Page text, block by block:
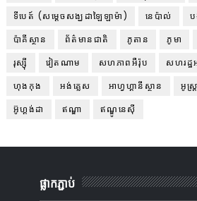
ទីបេត៍ (សម្ដេចសង្ឃដាឡៃឡាម៉ា)
នេប៉ាល់ ប
ប៉ាគីស្ថាន
ព័ត៌មានជាតិ ភូតាន ភូមា
រុស្ស៊ី
វៀតណាម សហភាពអឺរ៉ុប សហរដ្ឋ
ហុងកុង
អង់គ្លេស អាហ្វហ្គានីស្ថាន អូស្ត្
អ៊ូហ្គង់ដា
ឥណ្ឌា ឥណ្ឌូនេស៊ី
ផ្លាកភ្ជាប់